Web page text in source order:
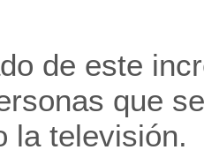
de este
que
la televisión.